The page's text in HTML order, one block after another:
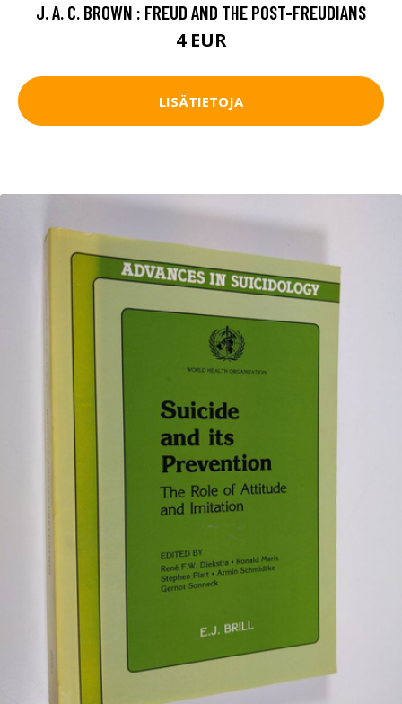
J. A. C. BROWN : FREUD AND THE POST-FREUDIANS
4 EUR
LISÄTIETOJA